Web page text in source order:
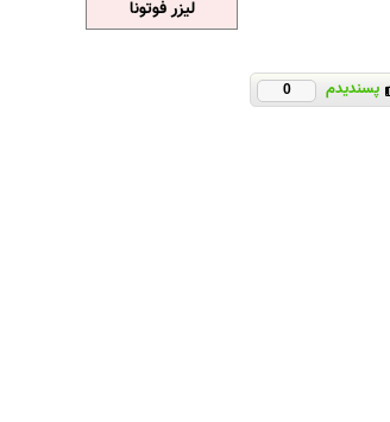
پسندیدم 0
لیزر فوتونا